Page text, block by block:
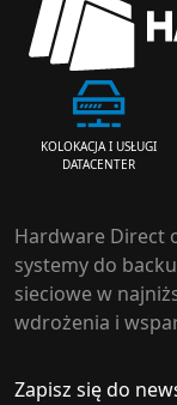
KOLOKACJA I USŁUGI
DATACENTER
Hardware Direct
systemy do
sieciowe w
wdrożenia i
Zapisz się do